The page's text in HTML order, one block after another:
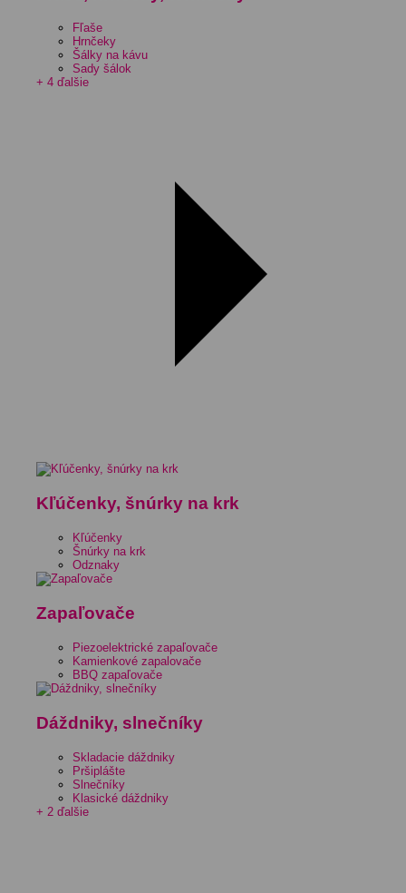
Fľaše
Hrnčeky
Šálky na kávu
Sady šálok
+ 4 ďalšie
Kľúčenky, šnúrky na krk
Kľúčenky
Šnúrky na krk
Odznaky
Zapaľovače
Piezoelektrické zapaľovače
Kamienkové zapalovače
BBQ zapaľovače
Dáždniky, slnečníky
Skladacie dáždniky
Pršiplášte
Slnečníky
Klasické dáždniky
+ 2 ďalšie